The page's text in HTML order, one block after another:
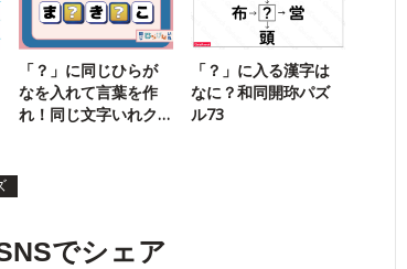
「？」に同じひらが
なを入れて言葉を作
れ！同じ文字いれク
「？」に入る漢字は
なに？和同開珎パズ
ル73
でシェア